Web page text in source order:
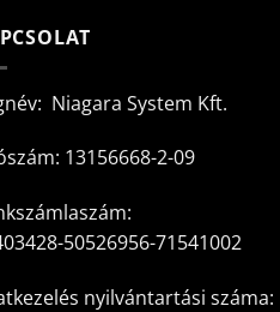
Niagara System Kft.
13156668-2-09
50526956-71541002
nyilvántartási száma: